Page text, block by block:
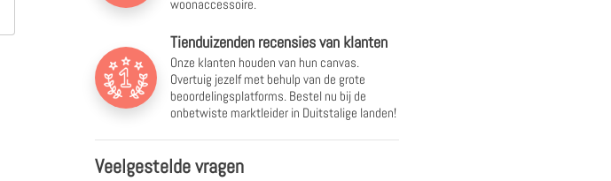
woonaccessoire.
Tienduizenden recensies van klanten
Onze klanten houden van hun canvas.
Overtuig jezelf met behulp van de grote
beoordelingsplatforms. Bestel nu bij de
onbetwiste marktleider in Duitstalige landen!
Veelgestelde vragen